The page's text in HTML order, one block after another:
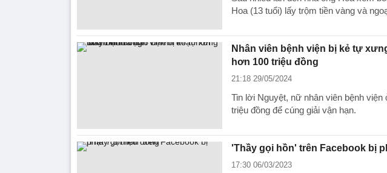
Hoa (13 tuổi) lấy trộm tiền vàng và
Nhân viên bệnh viện bị kẻ tự
hơn 100 triệu đồng
21:18 29/05/2024
Tin lời Nguyệt, nữ nhân viên bệnh
triệu đồng để cúng giải vận hạn.
'Thầy gọi hồn' trên Facebook bị
17:30 06/03/2023